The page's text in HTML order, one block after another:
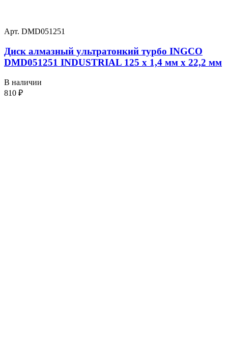
Арт. DMD051251
Диск алмазный ультратонкий турбо INGCO
DMD051251 INDUSTRIAL 125 х 1,4 мм x 22,2 мм
В наличии
810 ₽